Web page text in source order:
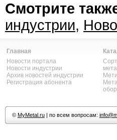
Смотрите
индустрии,
Главная
Новости портала
Новости индустрии
Архив новостей индустрии
Регистрация абонента
© MyMetal.ru| по всем вопросам: